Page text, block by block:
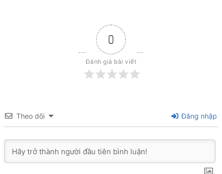
0
Đánh giá bài viết
Theo dõi Đăng nhập